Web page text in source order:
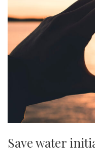
Save water